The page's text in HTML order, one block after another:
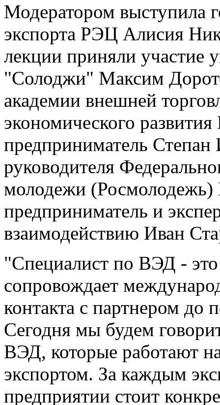
Модератором выступила
экспорта РЭЦ Алисия
лекции приняли участие
"Солоджи" Максим
академии внешней
экономического
предприниматель
руководителя
молодежи (Росмолодежь)
предприниматель и
взаимодействию Иван
"Специалист по ВЭД -
сопровождает
контакта с партнером до
Сегодня мы будем
ВЭД, которые работают
экспортом. За каждым
предприятии стоит